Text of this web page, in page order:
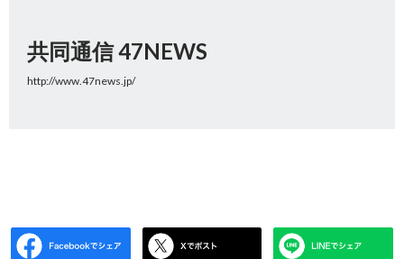
共同通信 47NEWS
http://www.47news.jp/